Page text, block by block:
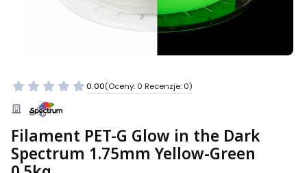
0.00(Oceny: 0 Recenzje: 0)
Filament PET-G Glow in the Dark
Spectrum 1.75mm Yellow-Green